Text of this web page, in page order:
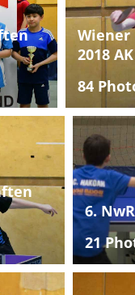
2018 AK
84
6.
21